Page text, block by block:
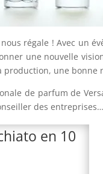
régale ! Avec un
une nouvelle
une bonne
de parfum de
des
en 10